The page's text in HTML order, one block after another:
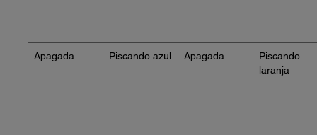
Apagada Piscando azul Apagada
Piscando
laranja